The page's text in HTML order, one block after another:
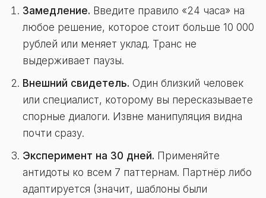
Замедление. Введите правило «24 часа» на
любое решение, которое стоит больше 10 000
рублей или меняет уклад. Транс не
выдерживает паузы.
Внешний свидетель. Один близкий человек
или специалист, которому вы пересказываете
спорные диалоги. Извне манипуляция видна
почти сразу.
Эксперимент на 30 дней. Применяйте
антидоты ко всем 7 паттернам. Партнёр либо
адаптируется (значит, шаблоны были